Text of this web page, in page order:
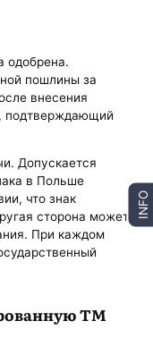
одобрена.
пошлины за
внесения
подтверждающий
Допускается
в Польше
что знак
сторона может
При каждом
ТМ
INFO